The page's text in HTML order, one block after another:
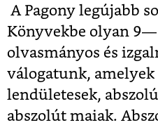
A Pagony legújabb
Könyvekbe olyan
olvasmányos és
válogatunk, amelyek
lendületesek,
abszolút maiak.